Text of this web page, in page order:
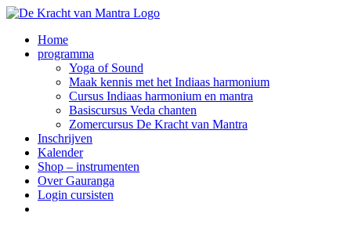
Ga
inhoudHome
programma
Yoga of Sound
Maak kennis met het Indiaas harmonium
Cursus Indiaas harmonium en mantra
Basiscursus Veda chanten
Zomercursus De Kracht van Mantra
Inschrijven
Kalender
Shop – instrumenten
Over Gauranga
Login cursisten